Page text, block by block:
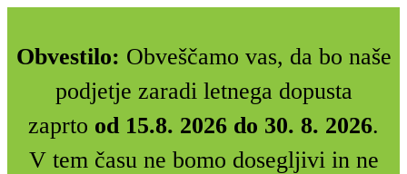
Obvestilo: Obveščamo vas, da bo naše
podjetje zaradi letnega dopusta
zaprto od 15.8. 2026 do 30. 8. 2026.
V tem času ne bomo dosegljivi in ne